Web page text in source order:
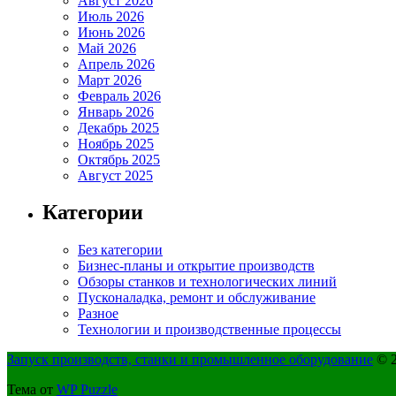
Июль 2026
Июнь 2026
Май 2026
Апрель 2026
Март 2026
Февраль 2026
Январь 2026
Декабрь 2025
Ноябрь 2025
Октябрь 2025
Август 2025
Категории
Без категории
Бизнес-планы и открытие производств
Обзоры станков и технологических линий
Пусконаладка, ремонт и обслуживание
Разное
Технологии и производственные процессы
Запуск производств, станки и промышленное оборудование ©
Тема от WP Puzzle